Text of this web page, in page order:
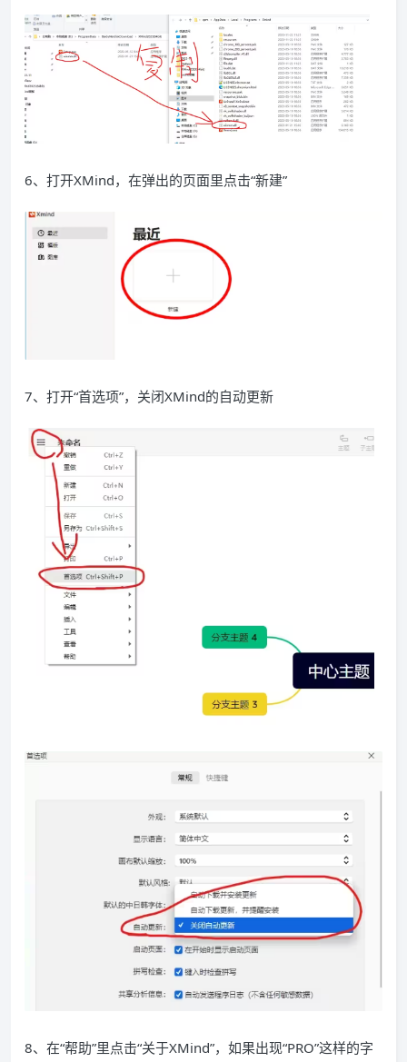
6、打开XMind，在弹出的页面里点击“新建”
7、打开“首选项”，关闭XMind的自动更新
8、在“帮助”里点击“关于XMind”，如果出现“PRO”这样的字